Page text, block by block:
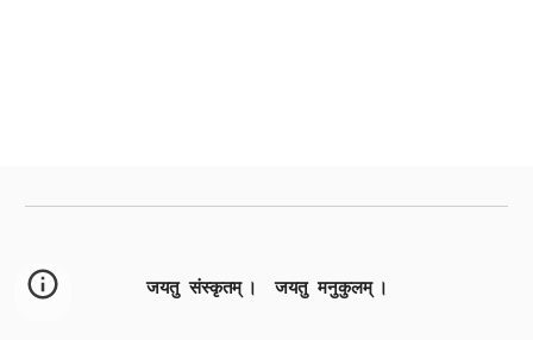
जयतु संस्कृतम् । जयतु मनुकुलम् ।